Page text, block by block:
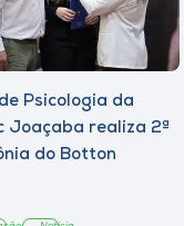
Psicologia da
Joaçaba realiza 2ª
do Botton